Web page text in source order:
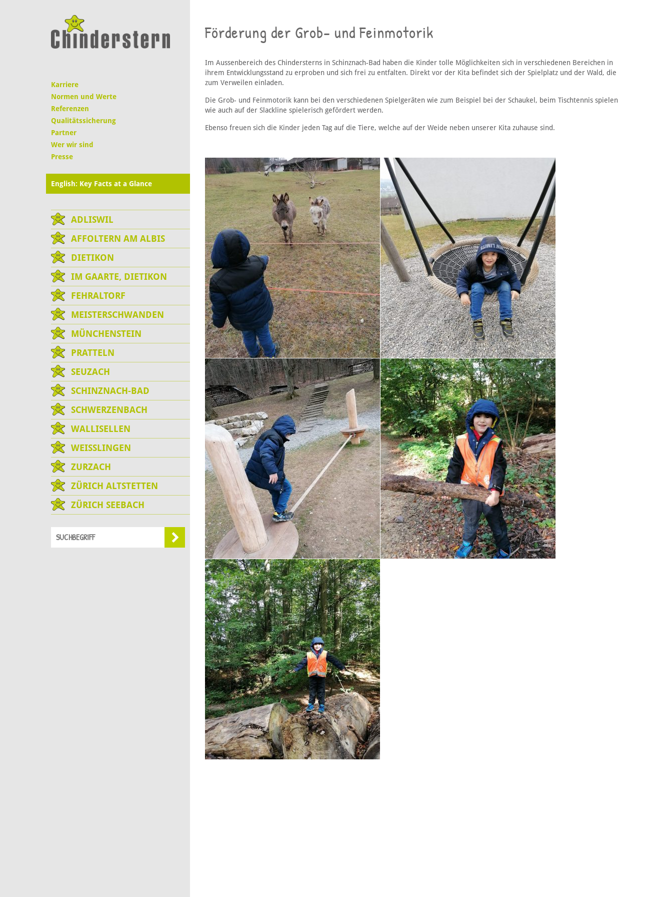
Karriere
Normen und Werte
Referenzen
Qualitätssicherung
Partner
Wer wir sind
Presse
English: Key Facts at a Glance
ADLISWIL
AFFOLTERN AM ALBIS
DIETIKON
IM GAARTE, DIETIKON
FEHRALTORF
MEISTERSCHWANDEN
MÜNCHENSTEIN
PRATTELN
SEUZACH
SCHINZNACH-BAD
SCHWERZENBACH
WALLISELLEN
WEISSLINGEN
ZURZACH
ZÜRICH ALTSTETTEN
ZÜRICH SEEBACH
Förderung der Grob- und Feinmotorik
Im Aussenbereich des Chindersterns in Schinznach-Bad haben die Kinder tolle Möglichkeiten sich in verschiedenen Bereichen in
ihrem Entwicklungsstand zu erproben und sich frei zu entfalten. Direkt vor der Kita befindet sich der Spielplatz und der Wald, die
zum Verweilen einladen.
Die Grob- und Feinmotorik kann bei den verschiedenen Spielgeräten wie zum Beispiel bei der Schaukel, beim Tischtennis spielen
wie auch auf der Slackline spielerisch gefördert werden.
Ebenso freuen sich die Kinder jeden Tag auf die Tiere, welche auf der Weide neben unserer Kita zuhause sind.